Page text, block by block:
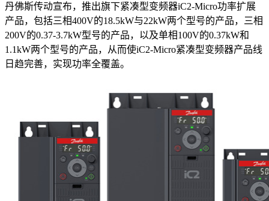
丹佛斯传动宣布，推出旗下紧凑型变频器iC2-Micro功率扩展
产品，包括三相400V的18.5kW与22kW两个型号的产品，三相
200V的0.37-3.7kW型号的产品，以及单相100V的0.37kW和
1.1kW两个型号的产品，从而使iC2-Micro紧凑型变频器产品线
日趋完善，实现功率全覆盖。